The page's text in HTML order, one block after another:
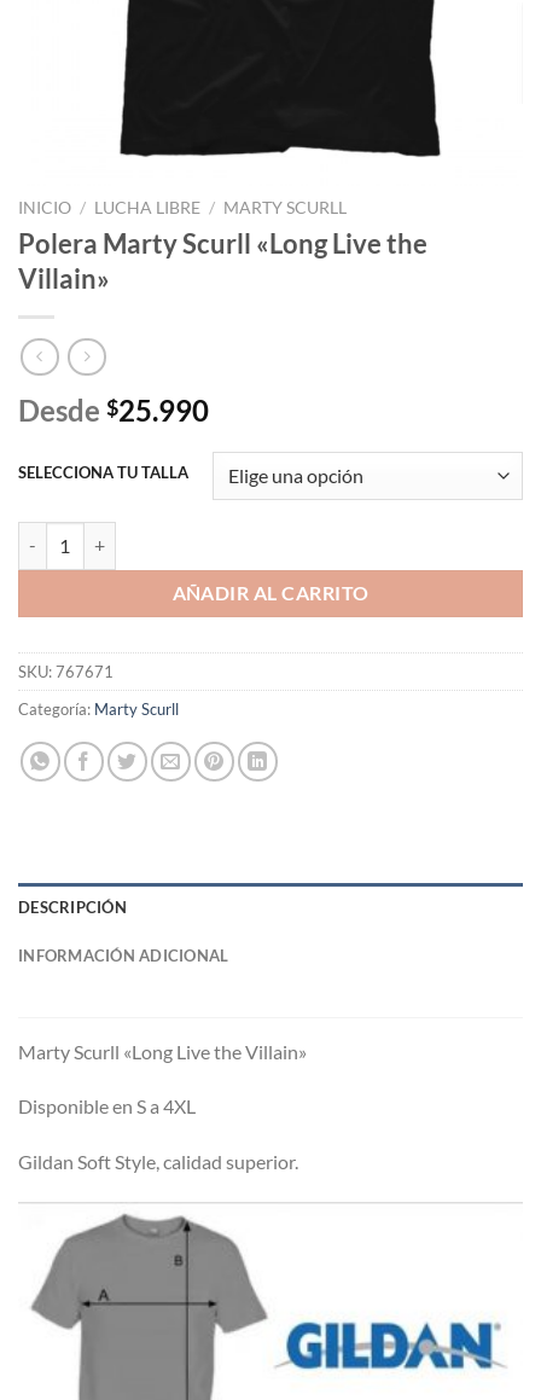
INICIO / LUCHA LIBRE / MARTY SCURLL
Polera Marty Scurll «Long Live the
Villain»
Desde $25.990
SELECCIONA TU TALLA
AÑADIR AL CARRITO
SKU:767671
Categoría: Marty Scurll
DESCRIPCIÓN
INFORMACIÓN ADICIONAL
Marty Scurll «Long Live the Villain»
Disponible en S a 4XL
Gildan Soft Style, calidad superior.